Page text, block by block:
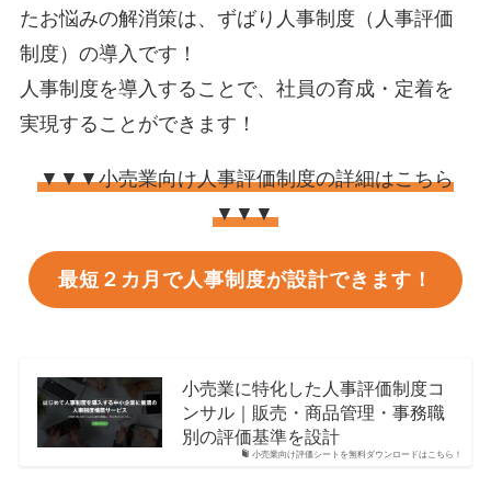
たお悩みの解消策は、ずばり人事制度（人事評価
制度）の導入です！
人事制度を導入することで、社員の育成・定着を
実現することができます！
▼▼▼小売業向け人事評価制度の詳細はこちら
▼▼▼
最短２カ月で人事制度が設計できます！
小売業向け評価シートを無料ダウンロードはこちら！
小売業に特化した人事評価制度コ
ンサル｜販売・商品管理・事務職
別の評価基準を設計